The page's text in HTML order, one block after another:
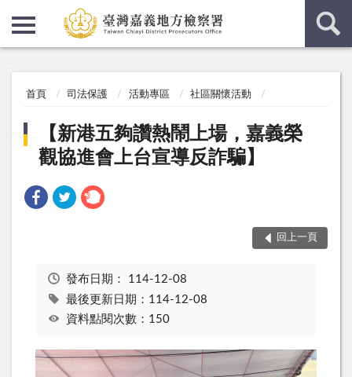
首頁 司法保護 活動專區 社區關懷活動
【新港五夠讚熱鬧上場，嘉義榮
觀協進會上台宣導反詐騙】
回上一頁
發布日期： 114-12-08
最後更新日期：114-12-08
資料點閱次數：150